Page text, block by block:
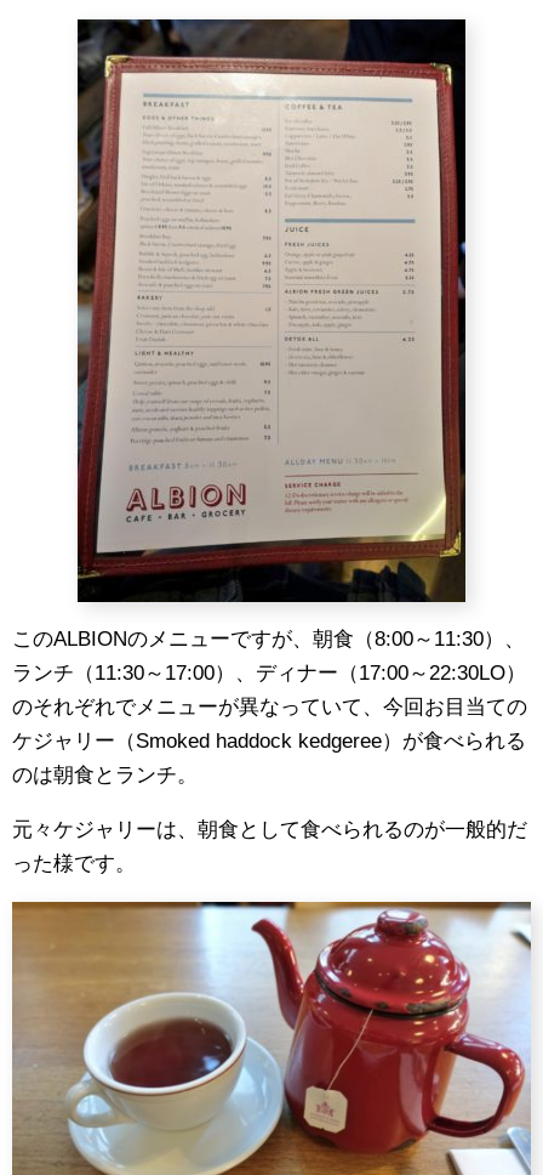
このALBIONのメニューですが、朝食（8:00～11:30）、
ランチ（11:30～17:00）、ディナー（17:00～22:30LO）
のそれぞれでメニューが異なっていて、今回お目当ての
ケジャリー（Smoked haddock kedgeree）が食べられる
のは朝食とランチ。
元々ケジャリーは、朝食として食べられるのが一般的だ
った様です。